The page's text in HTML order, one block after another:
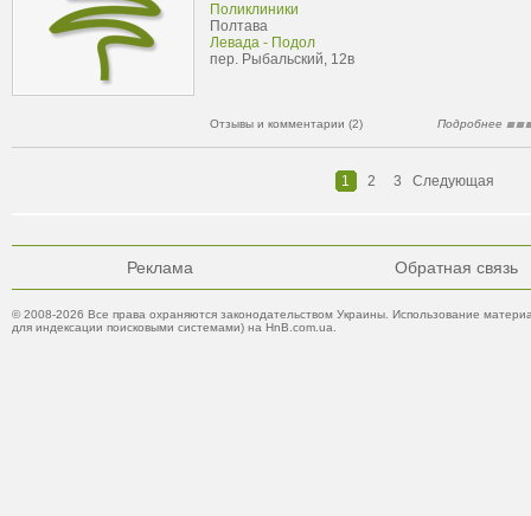
Поликлиники
Полтава
Левада - Подол
пер. Рыбальский, 12в
Отзывы и комментарии (2) Подробнее
1 2 3 Следующая
Реклама Обратная связь
© 2008-2026 Все права охраняются законодательством Украины. Использование
для индексации поисковыми системами) на HnB.com.ua.